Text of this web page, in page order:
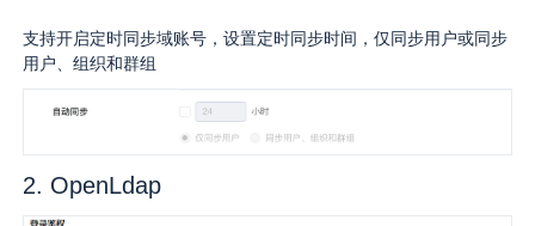
支持开启定时同步域账号，设置定时同步时间，仅同步用户或同步
用户、组织和群组
2. OpenLdap